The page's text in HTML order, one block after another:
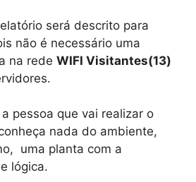
será descrito para
não é necessário uma
na rede WIFI Visitantes(13)
pessoa que vai realizar o
nada do ambiente,
uma planta com a
lógica.